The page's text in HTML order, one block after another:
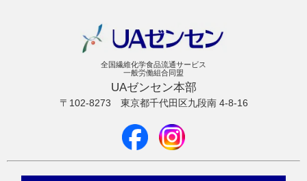
全国繊維化学食品流通サービス
一般労働組合同盟
UAゼンセン本部
〒102-8273 東京都千代田区九段南 4-8-16